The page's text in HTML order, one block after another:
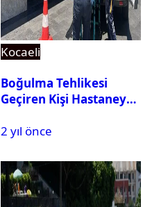
Kocaeli
Boğulma Tehlikesi
Geçiren Kişi Hastaneye
2 yıl önce